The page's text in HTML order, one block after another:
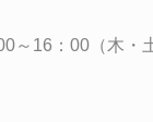
16：00（木・